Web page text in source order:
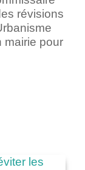
révisions
mairie pour